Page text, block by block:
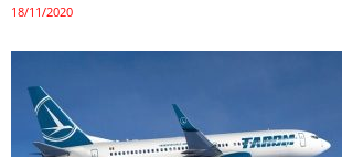
18/11/2020